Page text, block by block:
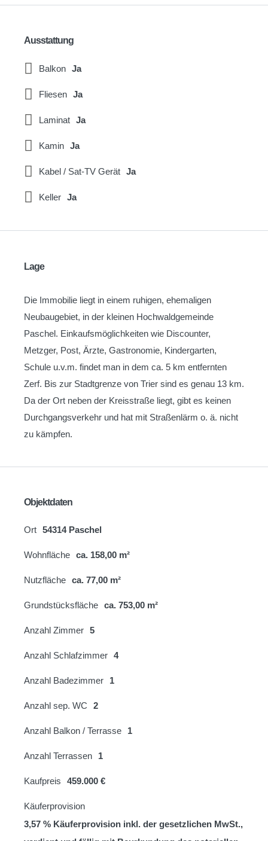
Ausstattung
Balkon Ja
Fliesen Ja
Laminat Ja
Kamin Ja
Kabel / Sat-TV Gerät Ja
Keller Ja
Lage
Die Immobilie liegt in einem ruhigen, ehemaligen
Neubaugebiet, in der kleinen Hochwaldgemeinde
Paschel. Einkaufsmöglichkeiten wie Discounter,
Metzger, Post, Ärzte, Gastronomie, Kindergarten,
Schule u.v.m. findet man in dem ca. 5 km entfernten
Zerf. Bis zur Stadtgrenze von Trier sind es genau 13 km.
Da der Ort neben der Kreisstraße liegt, gibt es keinen
Durchgangsverkehr und hat mit Straßenlärm o. ä. nicht
zu kämpfen.
Objektdaten
Ort 54314 Paschel
Wohnfläche ca. 158,00 m²
Nutzfläche ca. 77,00 m²
Grundstücksfläche ca. 753,00 m²
Anzahl Zimmer 5
Anzahl Schlafzimmer 4
Anzahl Badezimmer 1
Anzahl sep. WC 2
Anzahl Balkon / Terrasse 1
Anzahl Terrassen 1
Kaufpreis 459.000 €
Käuferprovision
3,57 % Käuferprovision inkl. der gesetzlichen MwSt.,